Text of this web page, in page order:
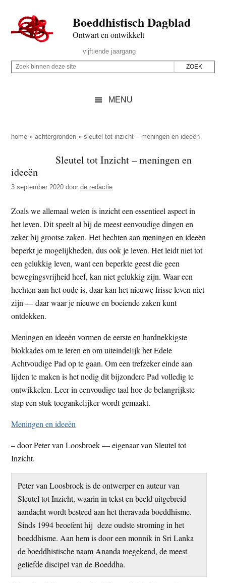
naar
de
inhoud
secondary
naar
de
sidebar
naar
de
Boeddhistisch Dagblad
Ontwart en ontwikkelt
Rechts
vijftiende jaargang
Z
p
e
z
e
s
i
t
e
Z
i
e
n
e
z
e
s
i
t
e
MENU
home »achtergronden »sleutel tot inzicht – meningen en ideeën
Sleutel tot Inzicht – meningen en
ideeën
3 september 2020 doorde redactie
Zoals we allemaal weten is inzicht een essentieel aspect in
het leven. Dit speelt al bij de meest eenvoudige dingen en
zeker bij grootse zaken. Het hechten aan meningen en ideeën
beperkt je mogelijkheden, dus ook je leven. Het leidt niet tot
een gelukkig leven, want een beperkte geest die geen
bewegingsvrijheid heef, kan niet gelukkig zijn. Waar een
hechten aan het oude is, daar kan het nieuwe frisse leven niet
zijn — daar waar je nieuwe en boeiende zaken kunt
ontdekken.
Meningen en ideeën vormen de eerste en hardnekkigste
blokkades om te leren en om uiteindelijk het Edele
Achtvoudige Pad op te gaan. Om een trefzeker einde aan
lijden te maken is het nodig dit bijzondere Pad volledig te
ontwikkelen. Leer in eenvoudige taal hoe de belangrijkste
stap een stuk toegankelijker wordt gemaakt.
Meningen en ideeën
– door Peter van Loosbroek — eigenaar van Sleutel tot
Inzicht.
Peter van Loosbroek is de ontwerper en auteur van
Sleutel tot Inzicht, waarin in tekst en beeld uitgebreid
aandacht wordt besteed aan het theravada boeddhisme.
Sinds 1994 beoefent hij deze oudste stroming in het
boeddhisme. Aan hem is door een monnik in Sri Lanka
de boeddhistische naam Ananda toegekend, de meest
geliefde discipel van de Boeddha.